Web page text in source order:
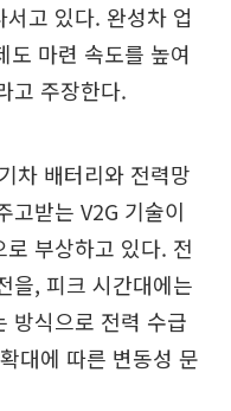
고 있다. 완성차 업
도 마련 속도를 높여
고 주장한다.
차 배터리와 전력망
고받는 V2G 기술이
부상하고 있다. 전
을, 피크 시간대에는
방식으로 전력 수급
대에 따른 변동성 문